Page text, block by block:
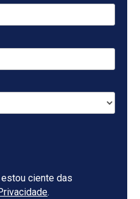
ciente das
.